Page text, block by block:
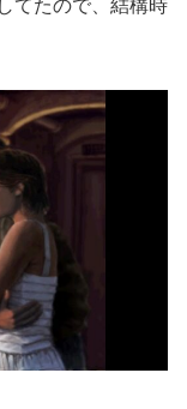
てたので、結構時